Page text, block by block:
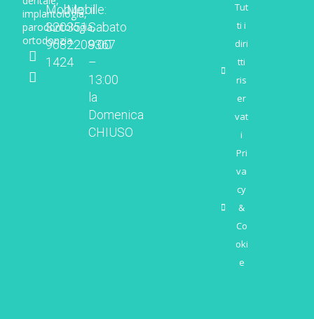
implantologia,
parodontologia,
ortodonzia.
Mobile:
320
968
1424
Mobile:
351
2208367
il
Sabato
9:00
–
13:00
la
Domenica
CHIUSO
Tut
ti i
diri
tti
ris
er
vat
i
Pri
va
cy
&
Co
oki
e